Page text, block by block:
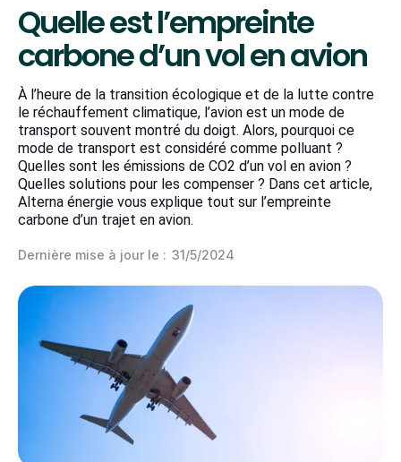
Quelle est l’empreinte
carbone d’un vol en avion
À l’heure de la transition écologique et de la lutte contre
le réchauffement climatique, l’avion est un mode de
transport souvent montré du doigt. Alors, pourquoi ce
mode de transport est considéré comme polluant ?
Quelles sont les émissions de CO2 d’un vol en avion ?
Quelles solutions pour les compenser ? Dans cet article,
Alterna énergie vous explique tout sur l’empreinte
carbone d’un trajet en avion.
Dernière mise à jour le : 31/5/2024